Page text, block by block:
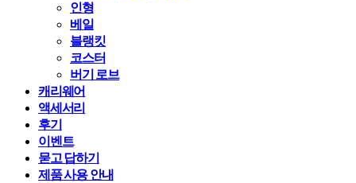
인형
베일
블랭킷
코스터
버기 로브
캐리웨어
액세서리
후기
이벤트
묻고 답하기
제품 사용 안내